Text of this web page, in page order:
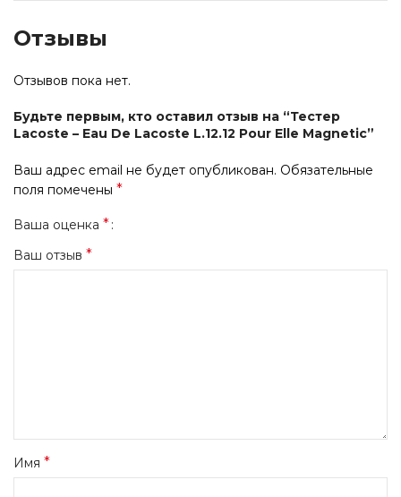
Отзывы
Отзывов пока нет.
Будьте первым, кто оставил отзыв на “Тестер
Lacoste – Eau De Lacoste L.12.12 Pour Elle Magnetic”
Ваш адрес email не будет опубликован. Обязательные
поля помечены *
Ваша оценка *
Ваш отзыв *
Имя *